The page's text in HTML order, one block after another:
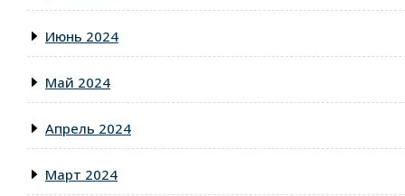
Июнь 2024
Май 2024
Апрель 2024
Март 2024